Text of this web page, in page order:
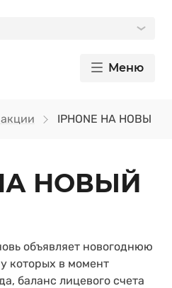
Меню
IPHONE НА НОВЫЙ
НОВЫЙ
объявляет новогоднюю
которых в момент
баланс лицевого счета